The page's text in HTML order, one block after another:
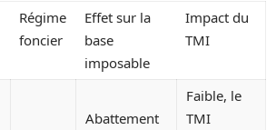
Régime
foncier
Effet sur la
base
imposable
Impact du
TMI
Abattement
Faible, le
TMI